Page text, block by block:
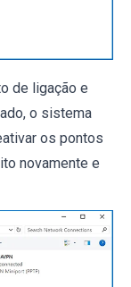
de ligação e
o sistema
os pontos
novamente e